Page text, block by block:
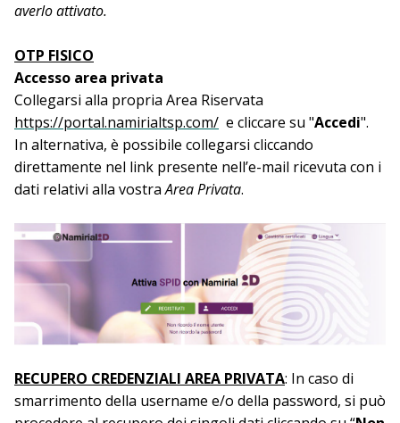
averlo attivato.
OTP FISICO
Accesso area privata
Collegarsi alla propria Area Riservata
https://portal.namirialtsp.com/ e cliccare su "Accedi".
In alternativa, è possibile collegarsi cliccando
direttamente nel link presente nell’e-mail ricevuta con i
dati relativi alla vostraArea Privata.
RECUPERO CREDENZIALI AREA PRIVATA: In caso di
smarrimento della username e/o della password, si può